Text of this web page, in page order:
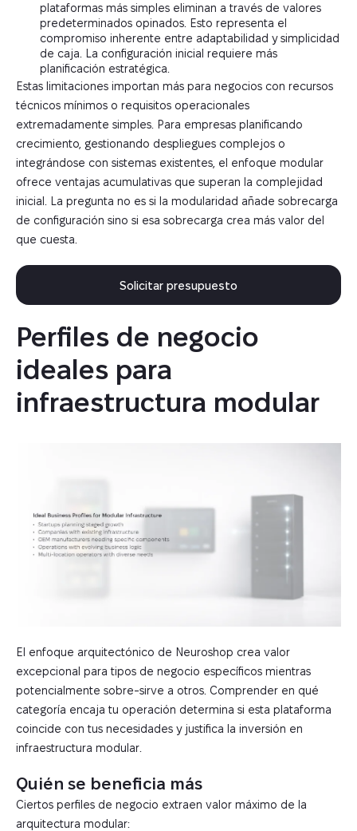
plataformas más simples eliminan a través de valores
predeterminados opinados. Esto representa el
compromiso inherente entre adaptabilidad y simplicidad
de caja. La configuración inicial requiere más
planificación estratégica.
Estas limitaciones importan más para negocios con recursos
técnicos mínimos o requisitos operacionales
extremadamente simples. Para empresas planificando
crecimiento, gestionando despliegues complejos o
integrándose con sistemas existentes, el enfoque modular
ofrece ventajas acumulativas que superan la complejidad
inicial. La pregunta no es si la modularidad añade sobrecarga
de configuración sino si esa sobrecarga crea más valor del
que cuesta.
Solicitar presupuesto
Perfiles de negocio
ideales para
infraestructura modular
El enfoque arquitectónico de Neuroshop crea valor
excepcional para tipos de negocio específicos mientras
potencialmente sobre-sirve a otros. Comprender en qué
categoría encaja tu operación determina si esta plataforma
coincide con tus necesidades y justifica la inversión en
infraestructura modular.
Quién se beneficia más
Ciertos perfiles de negocio extraen valor máximo de la
arquitectura modular: